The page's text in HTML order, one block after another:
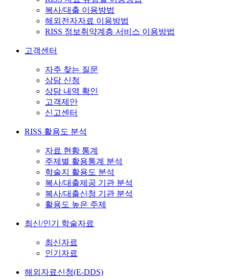
복사/대출 이용방법
해외전자자료 이용방법
RISS 정보취약계층 서비스 이용방법
고객센터
자주 찾는 질문
상담 신청
상담 내역 확인
고객제안
신고센터
RISS 활용도 분석
자료 현황 통계
주제별 활용통계 분석
학술지 활용도 분석
복사/대출제공 기관 분석
복사/대출신청 기관 분석
활용도 높은 주제
최신/인기 학술자료
최신자료
인기자료
해외자료신청(E-DDS)